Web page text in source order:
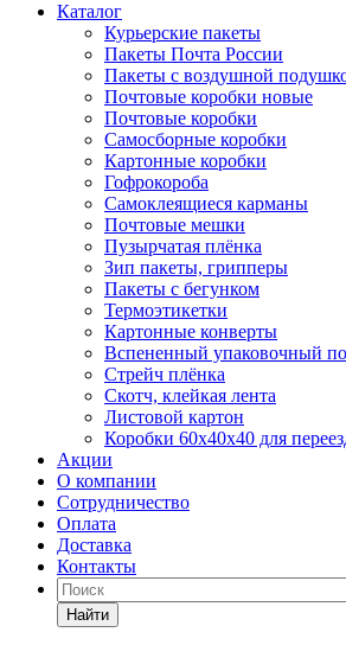
Каталог
Курьерские пакеты
Пакеты Почта России
Пакеты с воздушной
Почтовые коробки новые
Почтовые коробки
Самосборные коробки
Картонные коробки
Гофрокороба
Самоклеящиеся карманы
Почтовые мешки
Пузырчатая плёнка
Зип пакеты, грипперы
Пакеты с бегунком
Термоэтикетки
Картонные конверты
Вспененный упаковочный
Стрейч плёнка
Скотч, клейкая лента
Листовой картон
Коробки 60х40х40 для
Акции
О компании
Сотрудничество
Оплата
Доставка
Контакты
Найти